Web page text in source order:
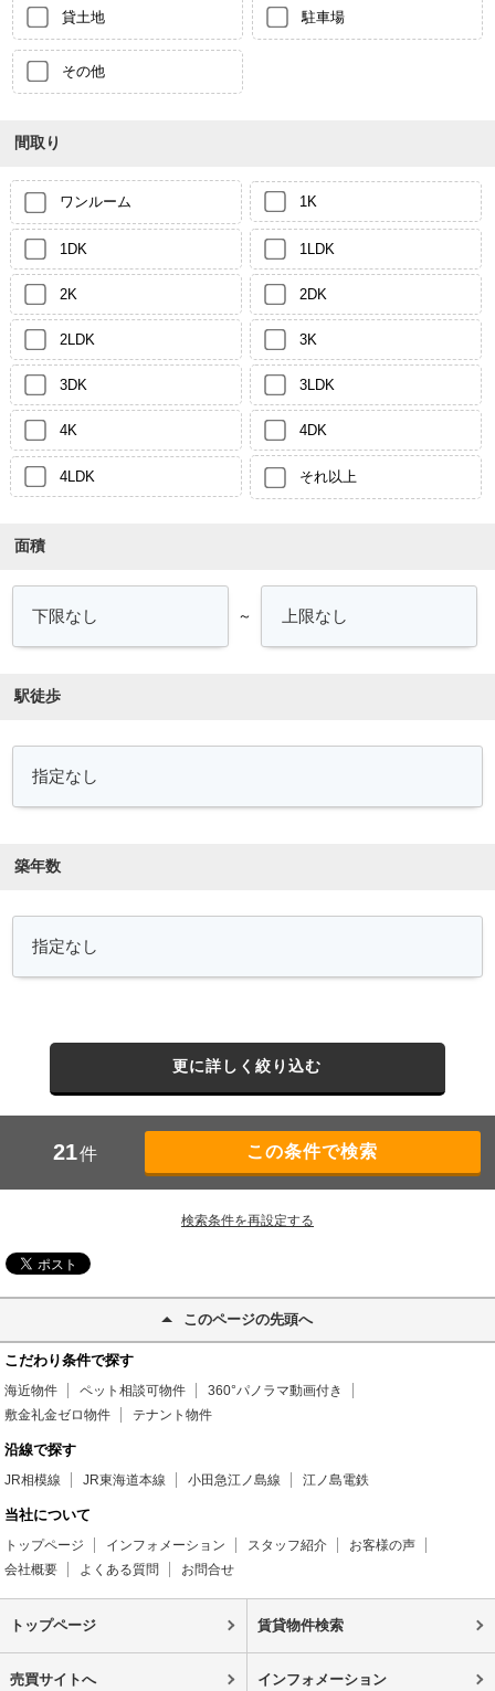
貸土地 駐車場
その他
間取り
ワンルーム 1K
1DK 1LDK
2K 2DK
2LDK 3K
3DK 3LDK
4K 4DK
4LDK それ以上
面積
～
駅徒歩
築年数
更に詳しく絞り込む
21件
検索条件を再設定する
このページの先頭へ
こだわり条件で探す
海近物件 ペット相談可物件
360°パノラマ動画付き
敷金礼金ゼロ物件
テナント物件
沿線で探す
JR相模線 JR東海道本線 小田急江ノ島線 江ノ島電鉄
当社について
トップページ インフォメーション スタッフ紹介
お客様の声
会社概要
よくある質問 お問合せ
トップページ 賃貸物件検索
売買サイトへ インフォメーション